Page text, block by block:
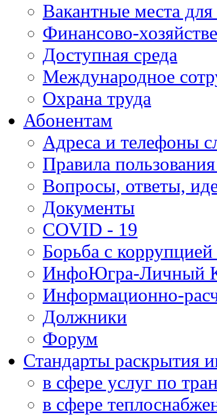
Вакантные места
Финансово-
Доступная среда
Международное
Охрана труда
Абонентам
Адреса и телефоны
Правила
Вопросы, ответы,
Документы
COVID - 19
Борьба с
ИнфоЮгра-Личный
Информационно-
Должники
Форум
Стандарты раскрытия
в сфере услуг по
в сфере